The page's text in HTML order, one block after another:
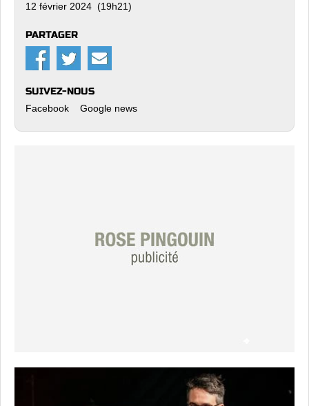
12 février 2024 (19h21)
PARTAGER
SUIVEZ-NOUS
Facebook Google news